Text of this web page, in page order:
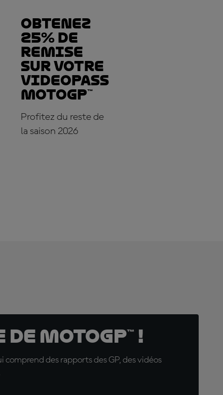
Obtenez
25% de
REMISE
sur votre
VideoPass
MotoGP™
Profitez du reste de
la saison 2026
MotoGP™ !
des rapports des GP, des vidéos